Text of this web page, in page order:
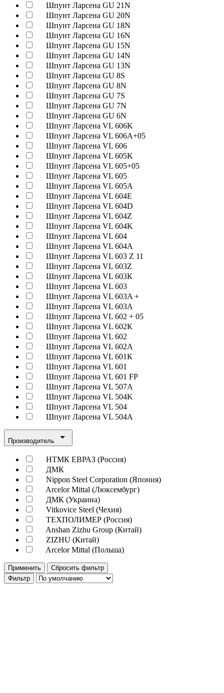
Шпунт Ларсена GU 21N
Шпунт Ларсена GU 20N
Шпунт Ларсена GU 18N
Шпунт Ларсена GU 16N
Шпунт Ларсена GU 15N
Шпунт Ларсена GU 14N
Шпунт Ларсена GU 13N
Шпунт Ларсена GU 8S
Шпунт Ларсена GU 8N
Шпунт Ларсена GU 7S
Шпунт Ларсена GU 7N
Шпунт Ларсена GU 6N
Шпунт Ларсена VL 606K
Шпунт Ларсена VL 606A+05
Шпунт Ларсена VL 606
Шпунт Ларсена VL 605K
Шпунт Ларсена VL 605+05
Шпунт Ларсена VL 605
Шпунт Ларсена VL 605A
Шпунт Ларсена VL 604E
Шпунт Ларсена VL 604D
Шпунт Ларсена VL 604Z
Шпунт Ларсена VL 604K
Шпунт Ларсена VL 604
Шпунт Ларсена VL 604A
Шпунт Ларсена VL 603 Z 11
Шпунт Ларсена VL 603Z
Шпунт Ларсена VL 603К
Шпунт Ларсена VL 603
Шпунт Ларсена VL 603A +
Шпунт Ларсена VL 603A
Шпунт Ларсена VL 602 + 05
Шпунт Ларсена VL 602К
Шпунт Ларсена VL 602
Шпунт Ларсена VL 602A
Шпунт Ларсена VL 601К
Шпунт Ларсена VL 601
Шпунт Ларсена VL 601 FP
Шпунт Ларсена VL 507A
Шпунт Ларсена VL 504K
Шпунт Ларсена VL 504
Шпунт Ларсена VL 504A
Производитель
НТМК ЕВРАЗ (Россия)
ДМК
Nippon Steel Corporation (Япония)
Arcelor Mittal (Люксембург)
ДМК (Украина)
Vitkovice Steel (Чехия)
ТЕХПОЛИМЕР (Россия)
Anshan Zizhu Group (Китай)
ZIZHU (Китай)
Arcelor Mittal (Польша)
Применить
Сбросить фильтр
Фильтр